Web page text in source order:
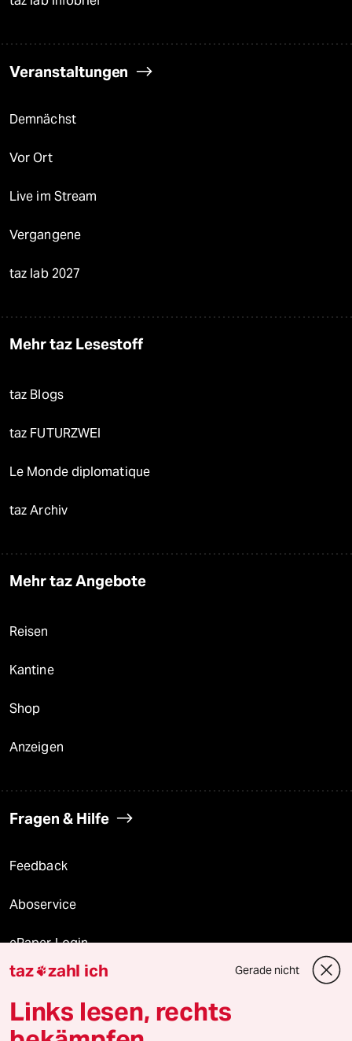
Veranstaltungen
Demnächst
Vor Ort
Live im Stream
Vergangene
taz lab 2027
Mehr taz Lesestoff
taz Blogs
taz FUTURZWEI
Le Monde diplomatique
taz Archiv
Mehr taz Angebote
Reisen
Kantine
Shop
Anzeigen
Fragen & Hilfe
Feedback
Aboservice
ePaper Login
Downloads für Abonnierende
taz zahl ich Gerade nicht
Links lesen, rechts